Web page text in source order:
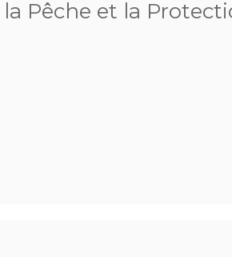
Pêche et la